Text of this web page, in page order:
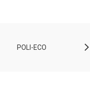
POLI-ECO